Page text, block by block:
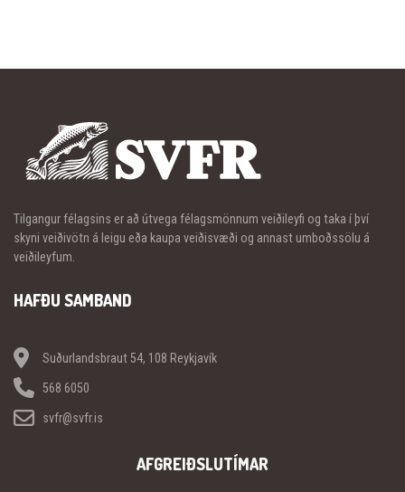
Tilgangur félagsins er að útvega félagsmönnum veiðileyfi og taka í því
skyni veiðivötn á leigu eða kaupa veiðisvæði og annast umboðssölu á
veiðileyfum.
HAFÐU SAMBAND
Suðurlandsbraut 54, 108 Reykjavík
568 6050
svfr@svfr.is
AFGREIÐSLUTÍMAR